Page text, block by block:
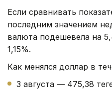
Если сравнивать
последним значением
валюта подешевела на
1,15%.
Как менялся доллар в
3 августа — 475,38